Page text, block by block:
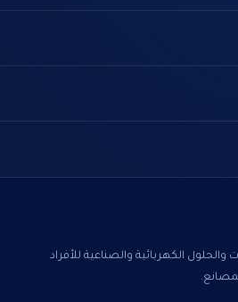
الكهربائية والصناعية للأفراد